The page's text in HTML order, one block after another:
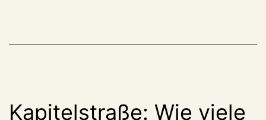
Kapitelstraße: Wie viele